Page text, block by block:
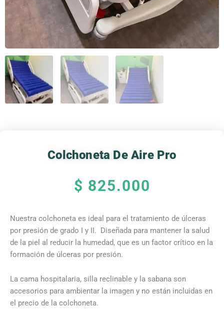
Colchoneta De Aire Pro
$ 825.000
Nuestra colchoneta es ideal para el tratamiento de úlceras
por presión de grado I y II. Diseñada para mantener la salud
de la piel al reducir la humedad, que es un factor crítico en la
formación de úlceras por presión.
La cama hospitalaria, silla reclinable y la sabana son
accesorios para ambientar la imagen y no están incluidas en
el precio de la colchoneta.